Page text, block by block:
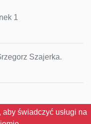
1
Szajerka.
świadczyć usługi na